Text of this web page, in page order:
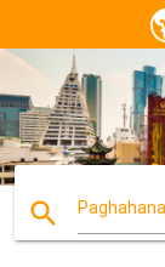
search